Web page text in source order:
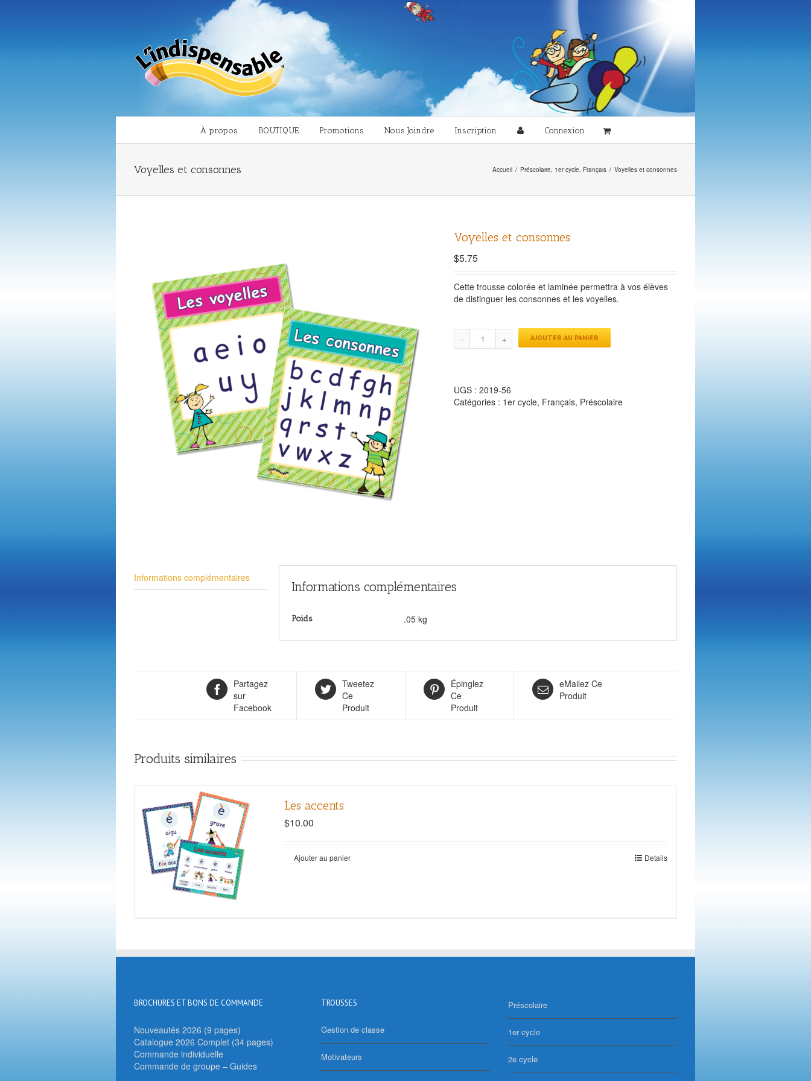
À propos BOUTIQUE Promotions Nous Joindre Inscription Connexion
Voyelles et consonnes Accueil / Préscolaire, 1er cycle, Français / Voyelles et consonnes
Voyelles et consonnes
$5.75
Cette trousse colorée et laminée permettra à vos élèves
de distinguer les consonnes et les voyelles.
AJOUTER AU PANIER
UGS : 2019-56
Catégories : 1er cycle, Français, Préscolaire
Informations complémentaires
Informations complémentaires
Poids .05 kg
Partagez
sur
Facebook
Tweetez
Ce
Produit
Épinglez
Ce
Produit
eMailez Ce
Produit
Produits similaires
Les accents
$10.00
Ajouter au panier Details
BROCHURES ET BONS DE COMMANDE
Nouveautés 2026 (9 pages)
Catalogue 2026 Complet (34 pages)
Commande individuelle
Commande de groupe – Guides
TROUSSES
Gestion de classe
Motivateurs
Préscolaire
1er cycle
2e cycle